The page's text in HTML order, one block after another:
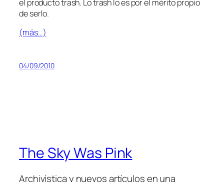
el pro­duc­to trash. Lo trash lo es por el mé­ri­to pro­pio
de serlo.
(más…)
04/09/2010
The Sky Was Pink
Archivística y nuevos artículos en una